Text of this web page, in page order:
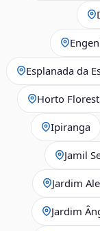
Esplanada da
Horto
Ipiranga
Jamil
Jardim
Jardim